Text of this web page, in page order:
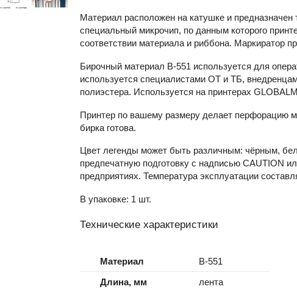
Материал расположен на катушке и
специальный микрочип, по данным которого
соответствии материала и риббона. Маркиратор
Бирочный материал B-551 используется для
используется специалистами ОТ и ТБ,
полиэстера. Используется на принтерах
Принтер по вашему размеру делает перфорацию
бирка готова.
Цвет легенды может быть различным: чёрным,
предпечатную подготовку с надписью CAUTION
предприятиях. Температура эксплуатации
В упаковке: 1 шт.
Технические характеристики
Материал
B-551
Длина, мм
лента